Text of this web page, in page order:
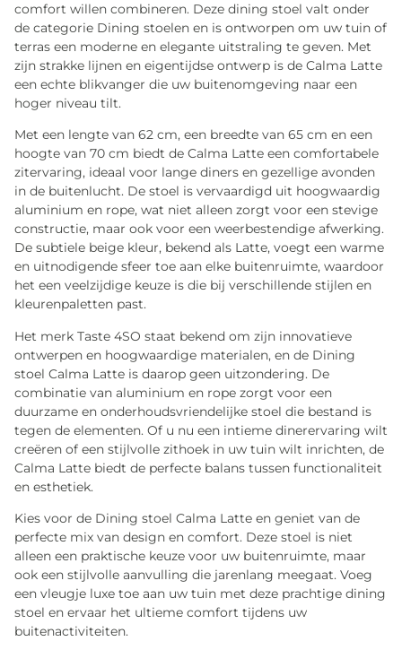
comfort willen combineren. Deze dining stoel valt onder
de categorie Dining stoelen en is ontworpen om uw tuin of
terras een moderne en elegante uitstraling te geven. Met
zijn strakke lijnen en eigentijdse ontwerp is de Calma Latte
een echte blikvanger die uw buitenomgeving naar een
hoger niveau tilt.
Met een lengte van 62 cm, een breedte van 65 cm en een
hoogte van 70 cm biedt de Calma Latte een comfortabele
zitervaring, ideaal voor lange diners en gezellige avonden
in de buitenlucht. De stoel is vervaardigd uit hoogwaardig
aluminium en rope, wat niet alleen zorgt voor een stevige
constructie, maar ook voor een weerbestendige afwerking.
De subtiele beige kleur, bekend als Latte, voegt een warme
en uitnodigende sfeer toe aan elke buitenruimte, waardoor
het een veelzijdige keuze is die bij verschillende stijlen en
kleurenpaletten past.
Het merk Taste 4SO staat bekend om zijn innovatieve
ontwerpen en hoogwaardige materialen, en de Dining
stoel Calma Latte is daarop geen uitzondering. De
combinatie van aluminium en rope zorgt voor een
duurzame en onderhoudsvriendelijke stoel die bestand is
tegen de elementen. Of u nu een intieme dinerervaring wilt
creëren of een stijlvolle zithoek in uw tuin wilt inrichten, de
Calma Latte biedt de perfecte balans tussen functionaliteit
en esthetiek.
Kies voor de Dining stoel Calma Latte en geniet van de
perfecte mix van design en comfort. Deze stoel is niet
alleen een praktische keuze voor uw buitenruimte, maar
ook een stijlvolle aanvulling die jarenlang meegaat. Voeg
een vleugje luxe toe aan uw tuin met deze prachtige dining
stoel en ervaar het ultieme comfort tijdens uw
buitenactiviteiten.